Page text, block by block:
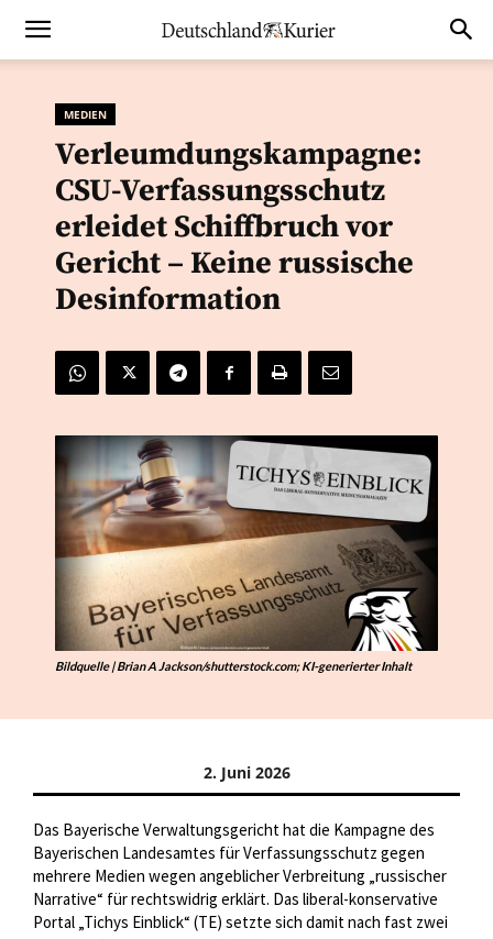
MEDIEN
Verleumdungskampagne:
CSU-Verfassungsschutz
erleidet Schiffbruch vor
Gericht – Keine russische
Desinformation
Bildquelle | Brian A Jackson/shutterstock.com; KI-generierter Inhalt
2. Juni 2026
Das Bayerische Verwaltungsgericht hat die Kampagne des
Bayerischen Landesamtes für Verfassungsschutz gegen
mehrere Medien wegen angeblicher Verbreitung „russischer
Narrative“ für rechtswidrig erklärt. Das liberal-konservative
Portal „Tichys Einblick“ (TE) setzte sich damit nach fast zwei